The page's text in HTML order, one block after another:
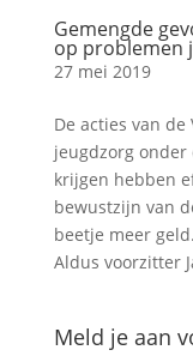
Gemengde
op problemen
27 mei 2019
De acties van
jeugdzorg
krijgen hebben
bewustzijn van
beetje meer
Aldus voorzitter
Meld je aan